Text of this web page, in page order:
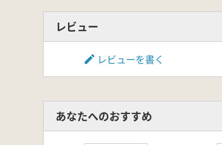
レビュー
レビューを書く
あなたへのおすすめ